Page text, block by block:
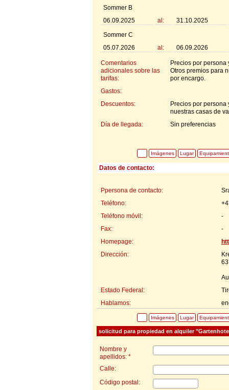
Sommer B
06.09.2025
al:
31.10.2025
Sommer C
05.07.2026
al: 06.09.2026
Comentarios
adicionales sobre las
tarifas:
Precios por
Otros premios para
por encargo.
Gastos:
Descuentos:
Precios por persona
nuestras casas de
Día de llegada:
Sin preferencias
Imágenes Lugar
Datos de contacto:
Ppersona de contacto:
Teléfono:
Teléfono móvil:
-
Fax:
-
Homepage:
Dirección:
Estado Federal:
Hablamos:
Imágenes Lugar
solicitud para propiedad en alquiler
Nombre y
apellidos: *
Calle:
Código postal: